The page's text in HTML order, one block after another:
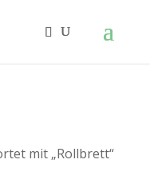
mit „Rollbrett“